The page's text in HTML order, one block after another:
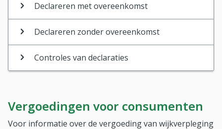
Declareren met overeenkomst
Declareren zonder overeenkomst
Controles van declaraties
Vergoedingen voor consumenten
Voor informatie over de vergoeding van wijkverpleging